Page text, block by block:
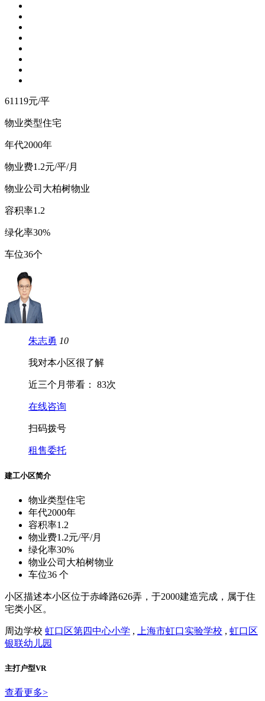
61119元/平
物业类型住宅
年代2000年
物业费1.2元/平/月
物业公司 大柏树物业
容积率1.2
绿化率30%
车位36个
朱志勇 10
我对本小区很了解
近三个月带看： 83次
在线咨询
扫码拨号
租售委托
建工小区简介
物业类型住宅
年代2000年
容积率1.2
物业费1.2元/平/月
绿化率30%
物业公司 大柏树物业
车位36 个
小区描述本小区位于赤峰路626弄，于2000建造完成，属于住
宅类小区。
周边学校 虹口区第四中心小学 , 上海市虹口实验学校 , 虹口区
银联幼儿园
主打户型VR
查看更多>